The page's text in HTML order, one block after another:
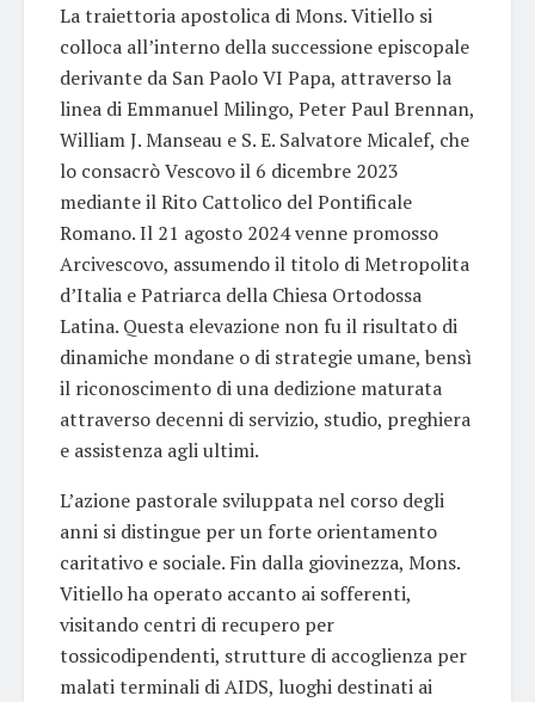
La traiettoria apostolica di Mons. Vitiello si
colloca all’interno della successione episcopale
derivante da San Paolo VI Papa, attraverso la
linea di Emmanuel Milingo, Peter Paul Brennan,
William J. Manseau e S. E. Salvatore Micalef, che
lo consacrò Vescovo il 6 dicembre 2023
mediante il Rito Cattolico del Pontificale
Romano. Il 21 agosto 2024 venne promosso
Arcivescovo, assumendo il titolo di Metropolita
d’Italia e Patriarca della Chiesa Ortodossa
Latina. Questa elevazione non fu il risultato di
dinamiche mondane o di strategie umane, bensì
il riconoscimento di una dedizione maturata
attraverso decenni di servizio, studio, preghiera
e assistenza agli ultimi.
L’azione pastorale sviluppata nel corso degli
anni si distingue per un forte orientamento
caritativo e sociale. Fin dalla giovinezza, Mons.
Vitiello ha operato accanto ai sofferenti,
visitando centri di recupero per
tossicodipendenti, strutture di accoglienza per
malati terminali di AIDS, luoghi destinati ai